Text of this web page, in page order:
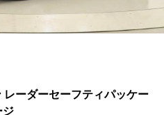
ーダーセーフティパッケー
ジ